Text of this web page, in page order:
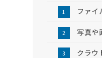
ファイ
写真や
クラウ